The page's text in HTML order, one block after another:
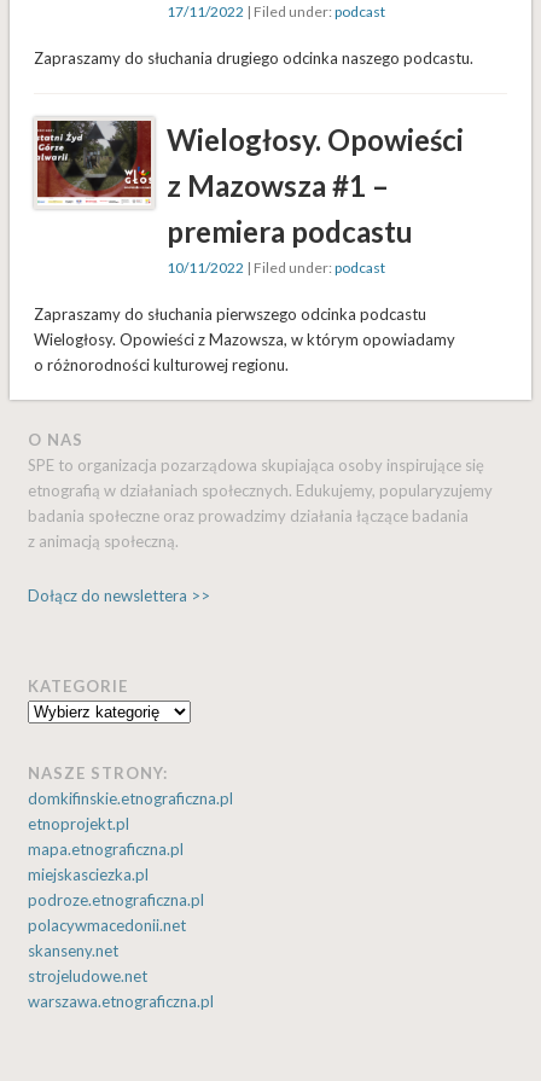
17/11/2022 | Filed under:podcast
Zapraszamy do słuchania drugiego odcinka naszego podcastu.
Wielogłosy. Opowieści
z Mazowsza #1 –
premiera podcastu
10/11/2022 | Filed under:podcast
Zapraszamy do słuchania pierwszego odcinka podcastu
Wielogłosy. Opowieści z Mazowsza, w którym opowiadamy
o różnorodności kulturowej regionu.
O NAS
SPE to organizacja pozarządowa skupiająca osoby inspirujące się
etnografią w działaniach społecznych. Edukujemy, popularyzujemy
badania społeczne oraz prowadzimy działania łączące badania
z animacją społeczną.
Dołącz do newslettera >>
KATEGORIE
Kategorie
NASZE STRONY:
domkifinskie.etnograficzna.pl
etnoprojekt.pl
mapa.etnograficzna.pl
miejskasciezka.pl
podroze.etnograficzna.pl
polacywmacedonii.net
skanseny.net
strojeludowe.net
warszawa.etnograficzna.pl